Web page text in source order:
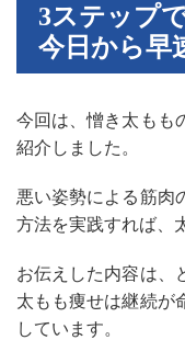
3ステップ
今日から早
今回は、憎き太もも
紹介しました。
悪い姿勢による筋肉
方法を実践すれば、
お伝えした内容は、
太もも痩せは継続が
しています。